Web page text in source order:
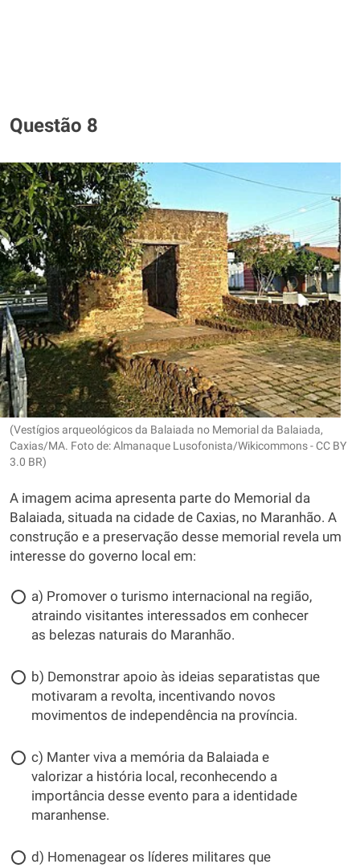
Questão 8
(Vestígios arqueológicos da Balaiada no Memorial da Balaiada,
Caxias/MA. Foto de: Almanaque Lusofonista/Wikicommons - CC BY
3.0 BR)
A imagem acima apresenta parte do Memorial da
Balaiada, situada na cidade de Caxias, no Maranhão. A
construção e a preservação desse memorial revela um
interesse do governo local em:
a) Promover o turismo internacional na região,
atraindo visitantes interessados em conhecer
as belezas naturais do Maranhão.
b) Demonstrar apoio às ideias separatistas que
motivaram a revolta, incentivando novos
movimentos de independência na província.
c) Manter viva a memória da Balaiada e
valorizar a história local, reconhecendo a
importância desse evento para a identidade
maranhense.
d) Homenagear os líderes militares que